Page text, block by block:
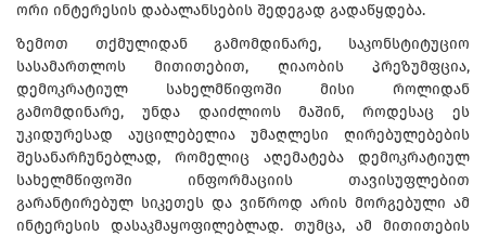
ორი ინტერესის დაბალანსების შედეგად გადაწყდება.
ზემოთ თქმულიდან გამომდინარე, საკონსტიტუციო
სასამართლოს მითითებით, ღიაობის პრეზუმფცია,
დემოკრატიულ სახელმწიფოში მისი როლიდან
გამომდინარე, უნდა დაიძლიოს მაშინ, როდესაც ეს
უკიდურესად აუცილებელია უმაღლესი ღირებულებების
შესანარჩუნებლად, რომელიც აღემატება დემოკრატიულ
სახელმწიფოში ინფორმაციის თავისუფლებით
გარანტირებულ სიკეთეს და ვიწროდ არის მორგებული ამ
ინტერესის დასაკმაყოფილებლად. თუმცა, ამ მითითების